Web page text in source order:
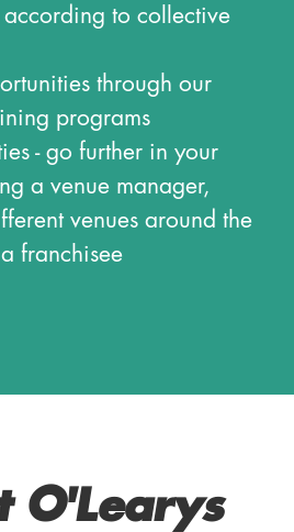
according to collective
through our
programs
- go further in your
a venue manager,
venues around the
franchisee
O'Learys